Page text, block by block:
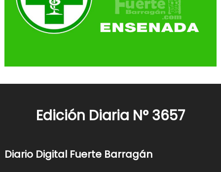
Edición Diaria N° 3657
Diario Digital Fuerte Barragán